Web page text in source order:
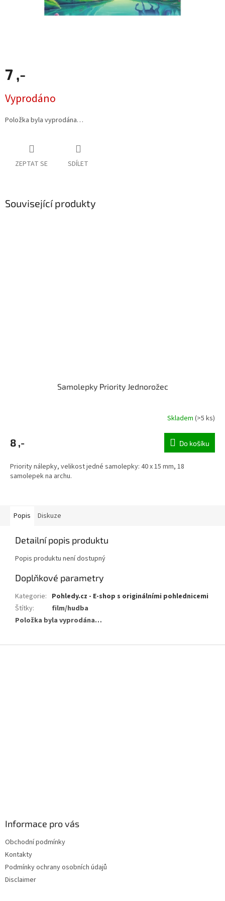
7 ,-
cena:
Vyprodáno
Položka byla vyprodána…
ZEPTAT SE SDÍLET
Související produkty
Samolepky Priority Jednorožec
Skladem (>5 ks)
8 ,- Do košíku
Priority nálepky, velikost jedné samolepky: 40 x 15 mm, 18
samolepek na archu.
Popis Diskuze
Detailní popis produktu
Popis produktu není dostupný
Doplňkové parametry
Kategorie: Pohledy.cz - E-shop s originálními pohlednicemi
Štítky:
film/hudba
Položka byla vyprodána…
Informace pro vás
Obchodní podmínky
Kontakty
Podmínky ochrany osobních údajů
Disclaimer